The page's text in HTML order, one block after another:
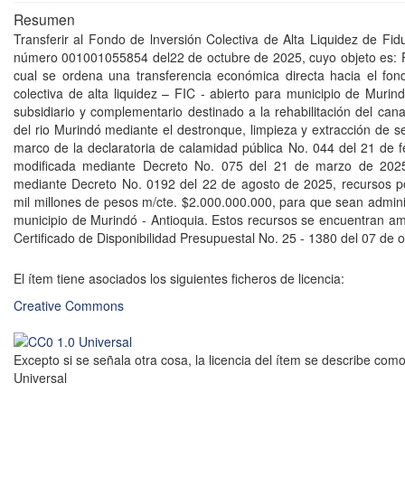
Resumen
Transferir al Fondo de lnversión Colectiva de Alta Liquidez de
número 001001055854 del22 de octubre de 2025, cuyo objeto es:
cual se ordena una transferencia económica directa hacia el
colectiva de alta liquidez – FIC - abierto para municipio de
subsidiario y complementario destinado a la rehabilitación del
del rio Murindó mediante el destronque, limpieza y extracción de
marco de la declaratoria de calamidad pública No. 044 del 21 de
modificada mediante Decreto No. 075 del 21 de marzo de
mediante Decreto No. 0192 del 22 de agosto de 2025, recursos
mil millones de pesos m/cte. $2.000.000.000, para que sean
municipio de Murindó - Antioquia. Estos recursos se encuentran
Certificado de Disponibilidad Presupuestal No. 25 - 1380 del 07 de
El ítem tiene asociados los siguientes ficheros de licencia:
Creative Commons
Excepto si se señala otra cosa, la licencia del ítem se describe
Universal